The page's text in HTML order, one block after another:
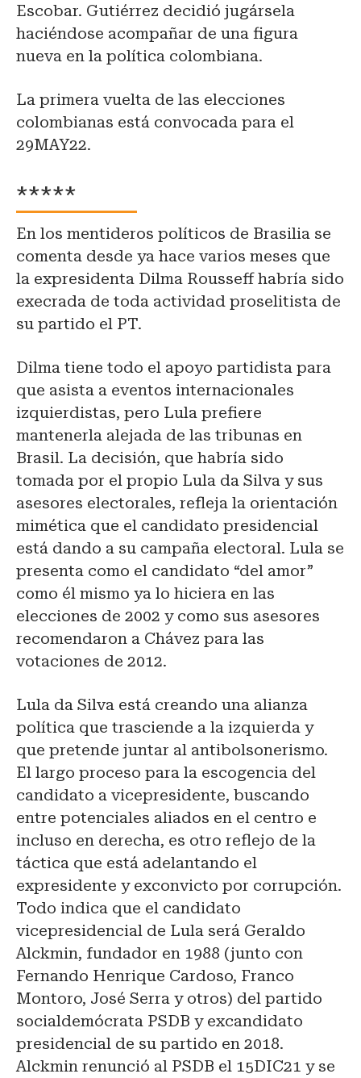
Escobar. Gutiérrez decidió jugársela
haciéndose acompañar de una figura
nueva en la política colombiana.
La primera vuelta de las elecciones
colombianas está convocada para el
29MAY22.
*****
En los mentideros políticos de Brasilia se
comenta desde ya hace varios meses que
la expresidenta Dilma Rousseff habría sido
execrada de toda actividad proselitista de
su partido el PT.
Dilma tiene todo el apoyo partidista para
que asista a eventos internacionales
izquierdistas, pero Lula prefiere
mantenerla alejada de las tribunas en
Brasil. La decisión, que habría sido
tomada por el propio Lula da Silva y sus
asesores electorales, refleja la orientación
mimética que el candidato presidencial
está dando a su campaña electoral. Lula se
presenta como el candidato “del amor”
como él mismo ya lo hiciera en las
elecciones de 2002 y como sus asesores
recomendaron a Chávez para las
votaciones de 2012.
Lula da Silva está creando una alianza
política que trasciende a la izquierda y
que pretende juntar al antibolsonerismo.
El largo proceso para la escogencia del
candidato a vicepresidente, buscando
entre potenciales aliados en el centro e
incluso en derecha, es otro reflejo de la
táctica que está adelantando el
expresidente y exconvicto por corrupción.
Todo indica que el candidato
vicepresidencial de Lula será Geraldo
Alckmin, fundador en 1988 (junto con
Fernando Henrique Cardoso, Franco
Montoro, José Serra y otros) del partido
socialdemócrata PSDB y excandidato
presidencial de su partido en 2018.
Alckmin renunció al PSDB el 15DIC21 y se